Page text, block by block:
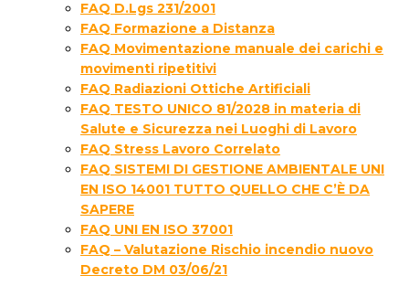
FAQ D.Lgs 231/2001
FAQ Formazione a Distanza
FAQ Movimentazione manuale dei carichi e
movimenti ripetitivi
FAQ Radiazioni Ottiche Artificiali
FAQ TESTO UNICO 81/2028 in materia di
Salute e Sicurezza nei Luoghi di Lavoro
FAQ Stress Lavoro Correlato
FAQ SISTEMI DI GESTIONE AMBIENTALE UNI
EN ISO 14001 TUTTO QUELLO CHE C’È DA
SAPERE
FAQ UNI EN ISO 37001
FAQ – Valutazione Rischio incendio nuovo
Decreto DM 03/06/21